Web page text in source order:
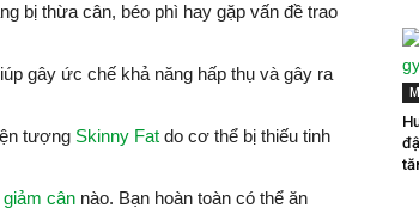
bị thừa cân, béo phì hay gặp vấn đề trao
gây ức chế khả năng hấp thụ và gây ra
tượng Skinny Fat do cơ thể bị thiếu tinh
cân nào. Bạn hoàn toàn có thể ăn